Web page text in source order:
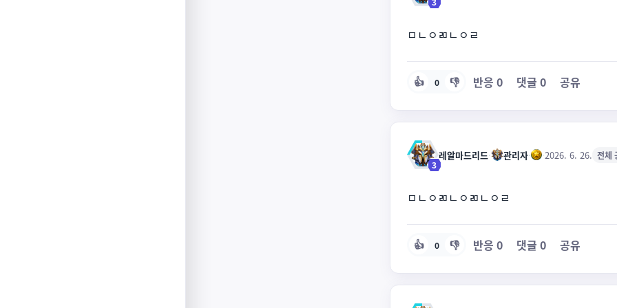
ㅁㄴㅇㄻㄴㅇㄹ
👍 0 👎 반응 0 댓글 0 공유
3
레알마드리드· 관리자· ·2026. 6. 26. 전체
ㅁㄴㅇㄻㄴㅇㄻㄴㅇㄹ
👍 0 👎 반응 0 댓글 0 공유